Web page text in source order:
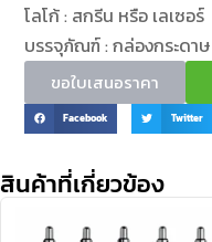
โลโก้ : สกรีน หรือ เลเซอร์
บรรจุภัณฑ์ : กล่องกระดาษ
ขอใบเสนอราคา
Facebook Twitter
สินค้าที่เกี่ยวข้อง